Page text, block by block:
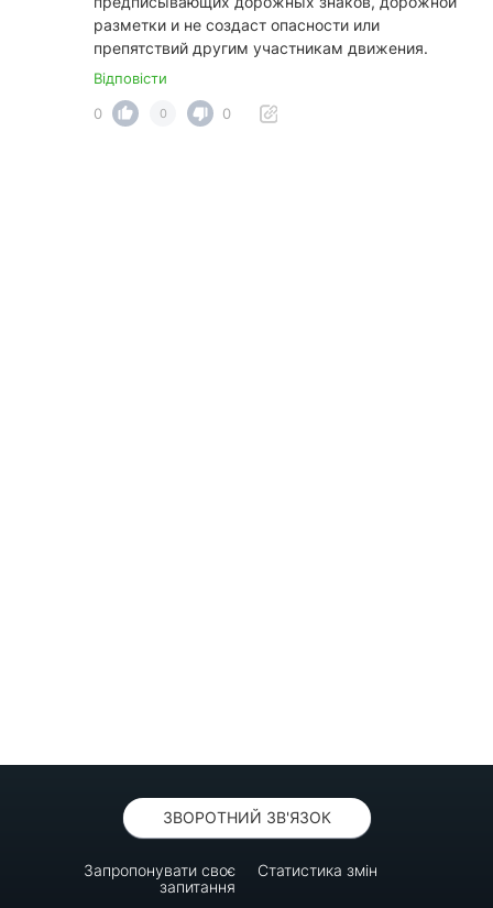
разметки и не создаст опасности или
препятствий другим участникам движения.
Відповісти
0
0 0
ЗВОРОТНИЙ ЗВ'ЯЗОК
Запропонувати своє
запитання
Статистика змін